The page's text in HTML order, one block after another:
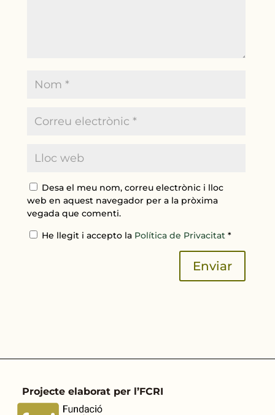
Desa el meu nom, correu electrònic i lloc
web en aquest navegador per a la pròxima
vegada que comenti.
He llegit i accepto la Política de Privacitat*
Enviar
Projecte elaborat per l’FCRI